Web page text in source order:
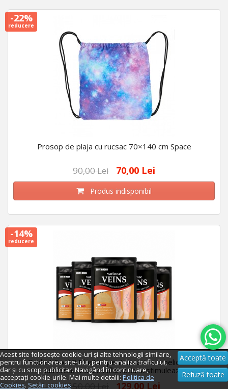
-22%
reducere
Prosop de plaja cu rucsac 70×140 cm Space
90,00 Lei 70,00 Lei
Produs indisponibil
-14%
reducere
Pachet 5 x 12 Plasturi pentru varice, amelioreaza
durerea, reduce inflamatia si stimuleaza
150,00 Lei 129,00 Lei
Acest site folosește cookie-uri și alte tehnologii similare,
pentru functionarea site-ului, pentru analiza traficului,
dar și cu scop publicitar. Navigând în continuare,
acceptați cookie-urile. Mai multe detalii: Politica de
Cookies. Setări cookies
Acceptă toate
Refuză toate